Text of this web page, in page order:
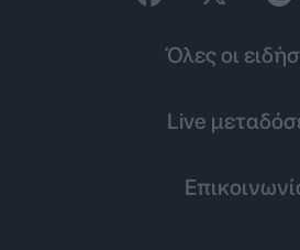
Όλες οι
Live